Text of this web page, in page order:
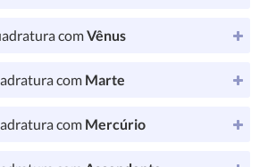
comVênus
com Marte
com Mercúrio